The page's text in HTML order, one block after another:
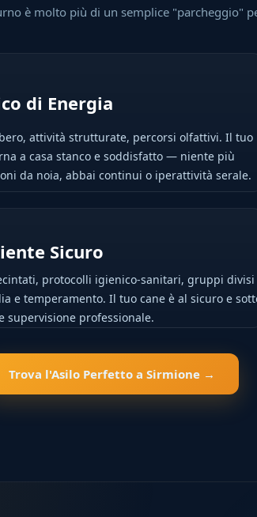
è molto più di un semplice "parcheggio"
di Energia
attività strutturate, percorsi olfattivi. Il tuo
a casa stanco e soddisfatto — niente più
da noia, abbai continui o iperattività serale.
Sicuro
protocolli igienico-sanitari, gruppi divisi
e temperamento. Il tuo cane è al sicuro e
supervisione professionale.
Trova l'Asilo Perfetto a Sirmione →